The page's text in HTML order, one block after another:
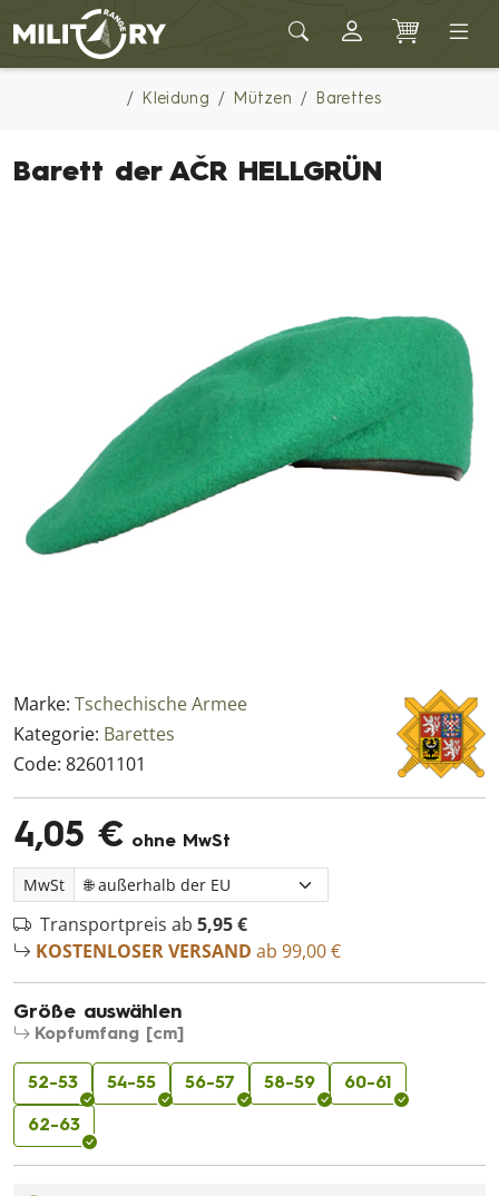
Army shop MILITARY RANGE
Kleidung Mützen Barettes
Barett der AČR HELLGRÜN
Marke: Tschechische Armee
Kategorie: Barettes
Code: 82601101
4,05 € ohne MwSt
MwSt
Transportpreis ab 5,95 €
KOSTENLOSER VERSAND ab 99,00 €
Größe auswählen
Kopfumfang [cm]
52-53 54-55 56-57 58-59 60-61
62-63